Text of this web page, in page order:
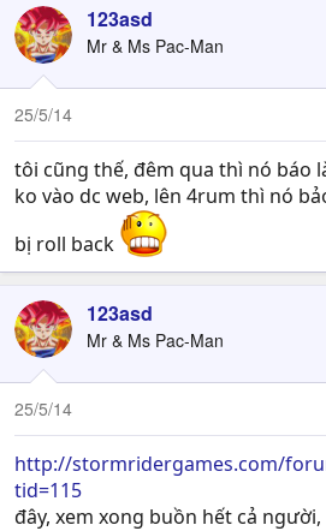
123asd
Mr & Ms Pac-Man
25/5/14
tôi cũng thế, đêm qua thì nó báo
ko vào dc web, lên 4rum thì nó
bị roll back
123asd
Mr & Ms Pac-Man
25/5/14
http://stormridergames.com/
tid=115
đây, xem xong buồn hết cả